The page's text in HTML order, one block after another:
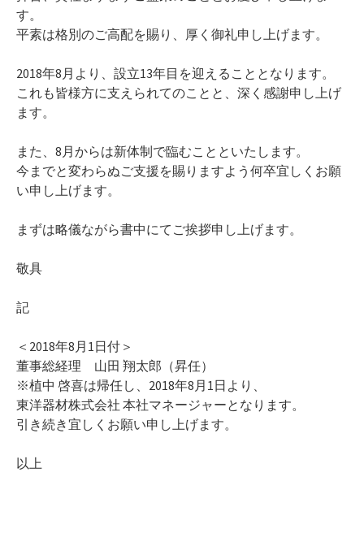
す。
平素は格別のご高配を賜り、厚く御礼申し上げます。
2018年8月より、設立13年目を迎えることとなります。
これも皆様方に支えられてのことと、深く感謝申し上げ
ます。
また、8月からは新体制で臨むことといたします。
今までと変わらぬご支援を賜りますよう何卒宜しくお願
い申し上げます。
まずは略儀ながら書中にてご挨拶申し上げます。
敬具
記
＜2018年8月1日付＞
董事総経理 山田 翔太郎（昇任）
※植中 啓喜は帰任し、2018年8月1日より、
東洋器材株式会社 本社マネージャーとなります。
引き続き宜しくお願い申し上げます。
以上